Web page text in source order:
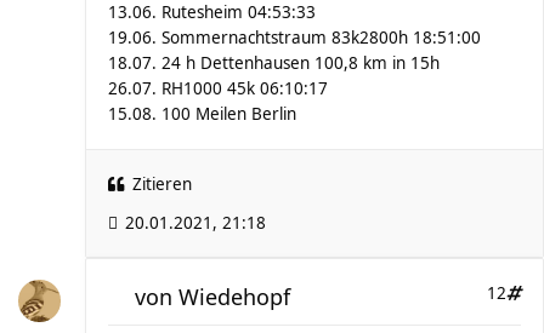
13.06. Rutesheim 04:53:33
19.06. Sommernachtstraum 83k2800h 18:51:00
18.07. 24 h Dettenhausen 100,8 km in 15h
26.07. RH1000 45k 06:10:17
15.08. 100 Meilen Berlin
Zitieren
20.01.2021, 21:18
12
von Wiedehopf